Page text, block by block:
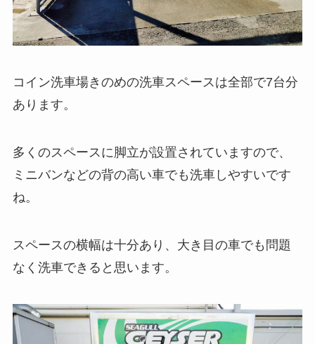
コイン洗車場きのめの洗車スペースは全部で7台分
あります。
多くのスペースに脚立が設置されていますので、
ミニバンなどの背の高い車でも洗車しやすいです
ね。
スペースの横幅は十分あり、大き目の車でも問題
なく洗車できると思います。